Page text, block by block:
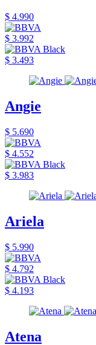
$ 4.990
$ 3.992
$ 3.493
Angie
$ 5.690
$ 4.552
$ 3.983
Ariela
$ 5.990
$ 4.792
$ 4.193
Atena